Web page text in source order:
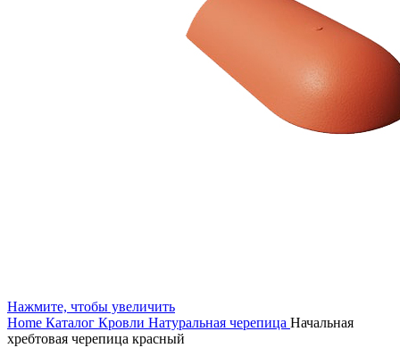
Нажмите, чтобы увеличить
Home Каталог Кровли Натуральная черепица Начальная
хребтовая черепица красный